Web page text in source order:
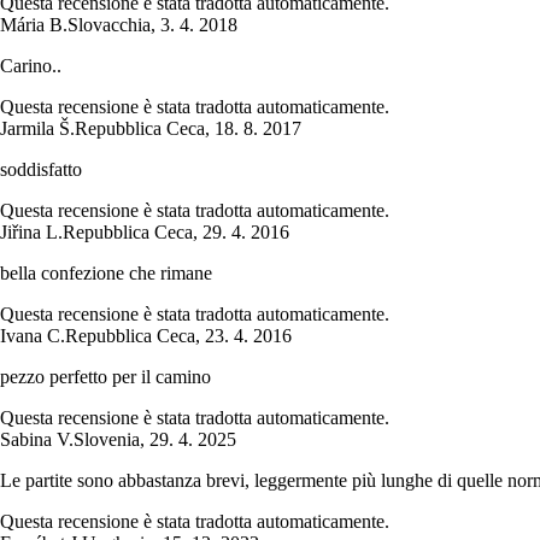
Mária B.Slovacchia, 3. 4. 2018
Carino..
Questa recensione è stata tradotta automaticamente.
Jarmila Š.Repubblica Ceca, 18. 8. 2017
soddisfatto
Questa recensione è stata tradotta automaticamente.
Jiřina L.Repubblica Ceca, 29. 4. 2016
bella confezione che rimane
Questa recensione è stata tradotta automaticamente.
Ivana C.Repubblica Ceca, 23. 4. 2016
pezzo perfetto per il camino
Questa recensione è stata tradotta automaticamente.
Sabina V.Slovenia, 29. 4. 2025
Le partite sono abbastanza brevi, leggermente più lunghe di quelle
Questa recensione è stata tradotta automaticamente.